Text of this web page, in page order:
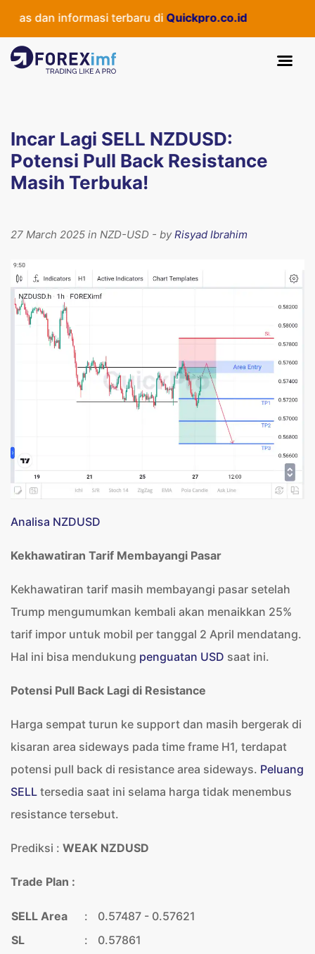
dan informasi terbaru di Quickpro.co.id
Incar Lagi SELL NZDUSD:
Potensi Pull Back Resistance
Masih Terbuka!
27 March 2025 in NZD-USD - byRisyad Ibrahim
Analisa NZDUSD
Kekhawatiran Tarif Membayangi Pasar
Kekhawatiran tarif masih membayangi pasar setelah
Trump mengumumkan kembali akan menaikkan 25%
tarif impor untuk mobil per tanggal 2 April mendatang.
Hal ini bisa mendukung penguatan USD saat ini.
Potensi Pull Back Lagi di Resistance
Harga sempat turun ke support dan masih bergerak di
kisaran area sideways pada time frame H1, terdapat
potensi pull back di resistance area sideways. Peluang
SELL tersedia saat ini selama harga tidak menembus
resistance tersebut.
Prediksi : WEAK NZDUSD
Trade Plan :
SELL Area :
0.57487 - 0.57621
SL
:
0.57861